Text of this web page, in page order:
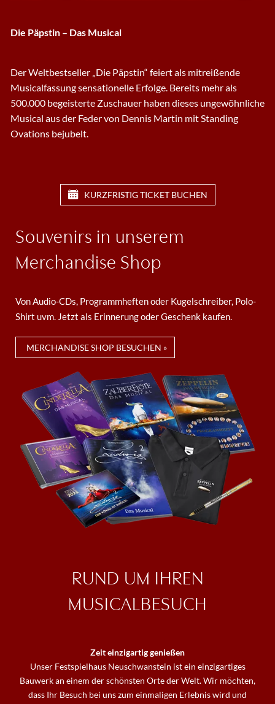
Die Päpstin – Das Musical
Der Weltbestseller „Die Päpstin“ feiert als mitreißende
Musicalfassung sensationelle Erfolge. Bereits mehr als
500.000 begeisterte Zuschauer haben dieses ungewöhnliche
Musical aus der Feder von Dennis Martin mit Standing
Ovations bejubelt.
KURZFRISTIG TICKET BUCHEN
Souvenirs in unserem
Merchandise Shop
Von Audio-CDs, Programmheften oder Kugelschreiber, Polo-
Shirt uvm. Jetzt als Erinnerung oder Geschenk kaufen.
MERCHANDISE SHOP BESUCHEN »
RUND UM IHREN
MUSICALBESUCH
Zeit einzigartig genießen
Unser Festspielhaus Neuschwanstein ist ein einzigartiges
Bauwerk an einem der schönsten Orte der Welt. Wir möchten,
dass Ihr Besuch bei uns zum einmaligen Erlebnis wird und